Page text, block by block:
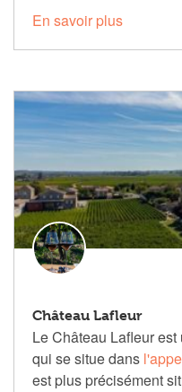
En savoir plus
Château Lafleur
Le Château Lafleur
qui se situe dans
est plus précisément